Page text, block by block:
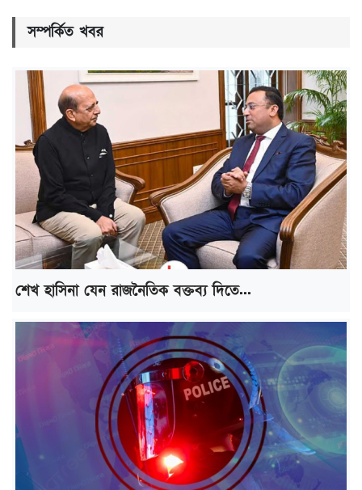
সম্পর্কিত খবর
শেখ হাসিনা যেন রাজনৈতিক বক্তব্য দিতে...